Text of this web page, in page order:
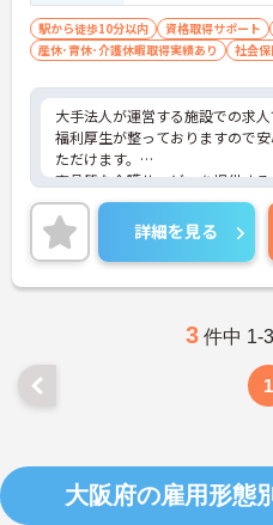
駅から徒歩10分以内 資格取得サポート
産休･育休･介護休暇取得実績あり
社会
大手法人が運営する施設での求人
福利厚生が整っておりますので
ただけます。
高品質な介護サービスを提供す
努力を行っています。お客様は
安全で安心して働ける環境が整
ご興味のある方は是非お気軽に
い。
詳細を見る
3 件中 1-
1
大阪府の雇用形態